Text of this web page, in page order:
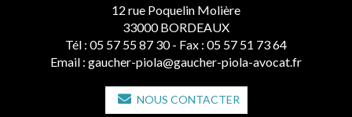
12 rue Poquelin Molière
33000 BORDEAUX
Tél : 05 57 55 87 30 - Fax : 05 57 51 73 64
Email : gaucher-piola@gaucher-piola-avocat.fr
NOUS CONTACTER